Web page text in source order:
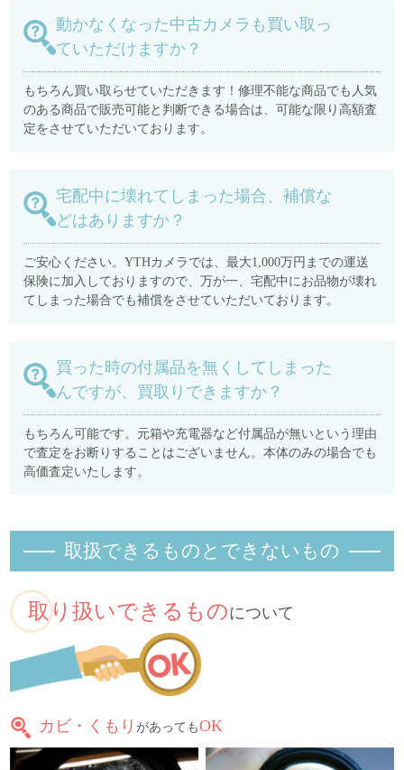
動かなくなった中古カメラも買い取っ
ていただけますか？
もちろん買い取らせていただきます！修理不能な商品でも人気
のある商品で販売可能と判断できる場合は、可能な限り高額査
定をさせていただいております。
宅配中に壊れてしまった場合、補償な
どはありますか？
ご安心ください。YTHカメラでは、最大1,000万円までの運送
保険に加入しておりますので、万が一、宅配中にお品物が壊れ
てしまった場合でも補償をさせていただいております。
買った時の付属品を無くしてしまった
んですが、買取りできますか？
もちろん可能です。元箱や充電器など付属品が無いという理由
で査定をお断りすることはございません。本体のみの場合でも
高価査定いたします。
取扱できるものとできないもの
取り扱いできるものについて
カビ・くもり があってもOK